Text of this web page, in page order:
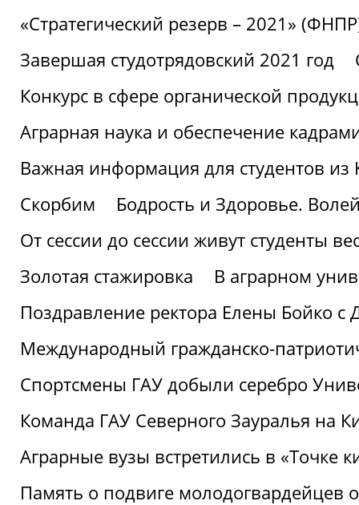
«Стратегический резерв – 2021»
Завершая студотрядовский 2021 год
Конкурс в сфере органической
Аграрная наука и обеспечение
Важная информация для студентов из
Скорбим
Бодрость и Здоровье.
От сессии до сессии живут студенты
Золотая стажировка
В аграрном
Поздравление ректора Елены Бойко с
Международный гражданско-
Спортсмены ГАУ добыли серебро
Команда ГАУ Северного Зауралья на
Аграрные вузы встретились в «Точке
Память о подвиге молодогвардейцев